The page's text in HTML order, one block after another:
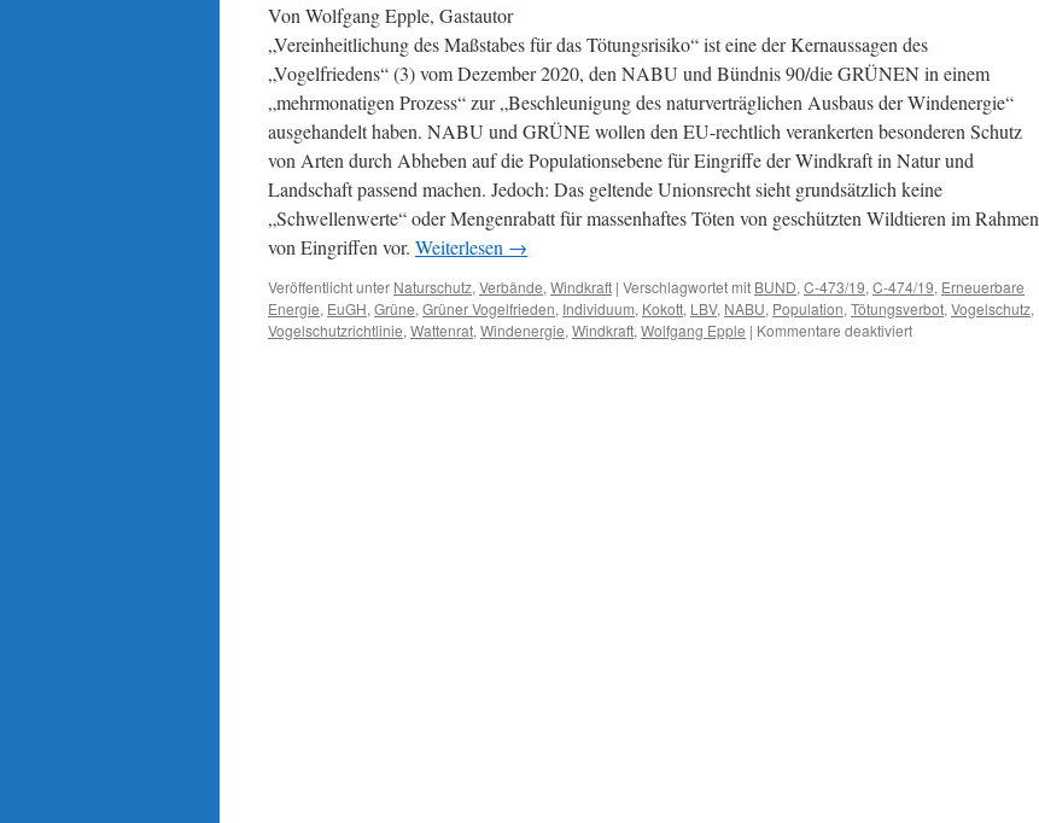
Von Wolfgang Epple, Gastautor
„Vereinheitlichung des Maßstabes für das Tötungsrisiko“ ist eine der Kernaussagen des
„Vogelfriedens“ (3) vom Dezember 2020, den NABU und Bündnis 90/die GRÜNEN in einem
„mehrmonatigen Prozess“ zur „Beschleunigung des naturverträglichen Ausbaus der Windenergie“
ausgehandelt haben. NABU und GRÜNE wollen den EU-rechtlich verankerten besonderen Schutz
von Arten durch Abheben auf die Populationsebene für Eingriffe der Windkraft in Natur und
Landschaft passend machen. Jedoch: Das geltende Unionsrecht sieht grundsätzlich keine
„Schwellenwerte“ oder Mengenrabatt für massenhaftes Töten von geschützten Wildtieren im Rahmen
von Eingriffen vor. Weiterlesen →
Veröffentlicht unter Naturschutz, Verbände, Windkraft | Verschlagwortet mit BUND, C-473/19, C-474/19, Erneuerbare
Energie, EuGH, Grüne, Grüner Vogelfrieden, Individuum, Kokott, LBV, NABU, Population, Tötungsverbot, Vogelschutz,
Vogelschutzrichtlinie, Wattenrat, Windenergie, Windkraft, Wolfgang Epple | Kommentare deaktiviertfür